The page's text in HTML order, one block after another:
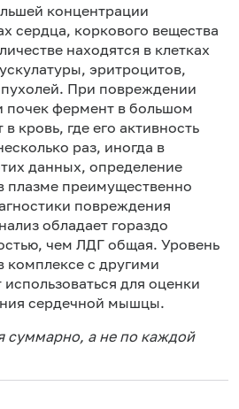
концентрации
сердца, коркового вещества
находятся в клетках
эритроцитов,
При повреждении
почек фермент в большом
кровь, где его активность
раз, иногда в
данных, определение
плазме преимущественно
повреждения
обладает гораздо
чем ЛДГ общая. Уровень
комплексе с другими
для оценки
сердечной мышцы.
суммарно, а не по каждой